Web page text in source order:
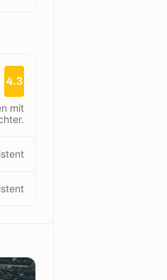
4.3
mit